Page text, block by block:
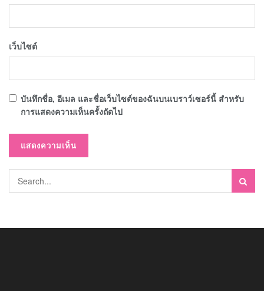
เว็บไซต์
บันทึกชื่อ, อีเมล และชื่อเว็บไซต์ของฉันบนเบราว์เซอร์นี้ สำหรับ
การแสดงความเห็นครั้งถัดไป